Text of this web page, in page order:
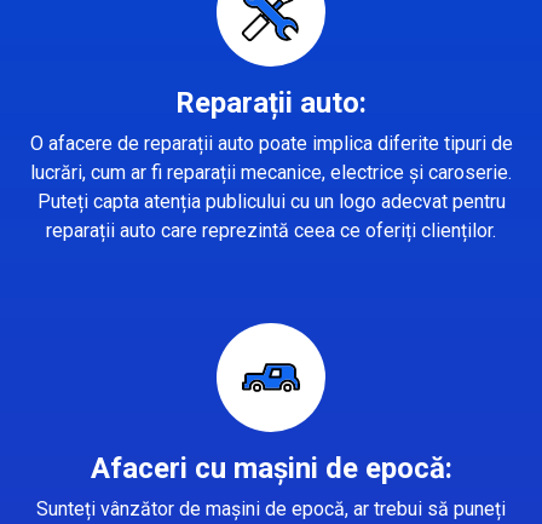
Reparații auto:
O afacere de reparații auto poate implica diferite tipuri de
lucrări, cum ar fi reparații mecanice, electrice și caroserie.
Puteți capta atenția publicului cu un logo adecvat pentru
reparații auto care reprezintă ceea ce oferiți clienților.
Afaceri cu mașini de epocă:
Sunteți vânzător de mașini de epocă, ar trebui să puneți